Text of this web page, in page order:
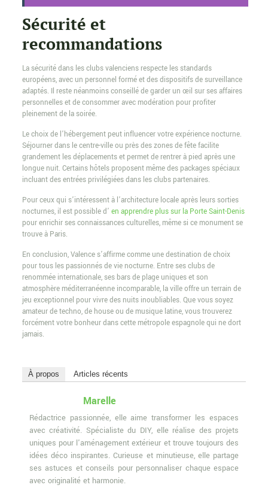
Sécurité et
recommandations
La sécurité dans les clubs valenciens respecte les standards
européens, avec un personnel formé et des dispositifs de surveillance
adaptés. Il reste néanmoins conseillé de garder un œil sur ses affaires
personnelles et de consommer avec modération pour profiter
pleinement de la soirée.
Le choix de l’hébergement peut influencer votre expérience nocturne.
Séjourner dans le centre-ville ou près des zones de fête facilite
grandement les déplacements et permet de rentrer à pied après une
longue nuit. Certains hôtels proposent même des packages spéciaux
incluant des entrées privilégiées dans les clubs partenaires.
Pour ceux qui s’intéressent à l’architecture locale après leurs sorties
nocturnes, il est possible d’ en apprendre plus sur la Porte Saint-Denis
pour enrichir ses connaissances culturelles, même si ce monument se
trouve à Paris.
En conclusion, Valence s’affirme comme une destination de choix
pour tous les passionnés de vie nocturne. Entre ses clubs de
renommée internationale, ses bars de plage uniques et son
atmosphère méditerranéenne incomparable, la ville offre un terrain de
jeu exceptionnel pour vivre des nuits inoubliables. Que vous soyez
amateur de techno, de house ou de musique latine, vous trouverez
forcément votre bonheur dans cette métropole espagnole qui ne dort
jamais.
À propos Articles récents
Marelle
Rédactrice passionnée, elle aime transformer les espaces
avec créativité. Spécialiste du DIY, elle réalise des projets
uniques pour l'aménagement extérieur et trouve toujours des
idées déco inspirantes. Curieuse et minutieuse, elle partage
ses astuces et conseils pour personnaliser chaque espace
avec originalité et harmonie.